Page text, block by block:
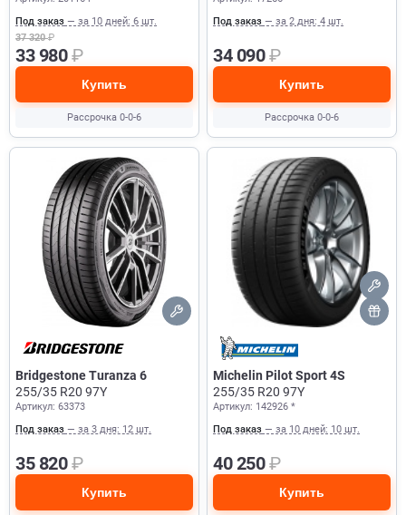
Под заказ — за 10 дней: 6 шт.
37 320₽
33 980₽
Купить
Рассрочка 0-0-6
Под заказ — за 2 дня: 4 шт.
34 090₽
Купить
Рассрочка 0-0-6
Bridgestone Turanza 6
255/35 R20 97Y
Артикул: 63373
Под заказ — за 3 дня: 12 шт.
35 820₽
Купить
Michelin Pilot Sport 4S
255/35 R20 97Y
Артикул: 142926 *
Под заказ — за 10 дней: 10 шт.
40 250₽
Купить